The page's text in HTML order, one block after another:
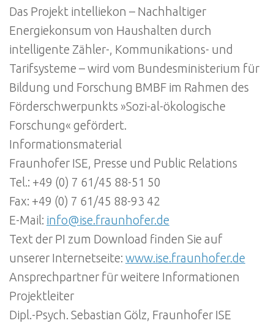
Das Projekt intelliekon – Nachhaltiger
Energiekonsum von Haushalten durch
intelligente Zähler-, Kommunikations- und
Tarifsysteme – wird vom Bundesministerium für
Bildung und Forschung BMBF im Rahmen des
Förderschwerpunkts »Sozi-al-ökologische
Forschung« gefördert.
Informationsmaterial
Fraunhofer ISE, Presse und Public Relations
Tel.: +49 (0) 7 61/45 88-51 50
Fax: +49 (0) 7 61/45 88-93 42
E-Mail: info@ise.fraunhofer.de
Text der PI zum Download finden Sie auf
unserer Internetseite: www.ise.fraunhofer.de
Ansprechpartner für weitere Informationen
Projektleiter
Dipl.-Psych. Sebastian Gölz, Fraunhofer ISE